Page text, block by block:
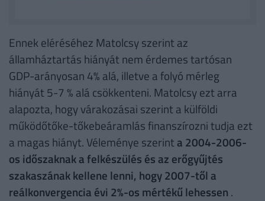
Ennek eléréséhez Matolcsy szerint az
államháztartás hiányát nem érdemes tartósan
GDP-arányosan 4% alá, illetve a folyó mérleg
hiányát 5-7 % alá csökkenteni. Matolcsy ezt arra
alapozta, hogy várakozásai szerint a külföldi
működőtőke-tőkebeáramlás finanszírozni tudja ezt
a magas hiányt. Véleménye szerinta 2004-2006-
os időszaknak a felkészülés és az erőgyűjtés
szakaszának kellene lenni, hogy 2007-től a
reálkonvergencia évi 2%-os mértékű lehessen .